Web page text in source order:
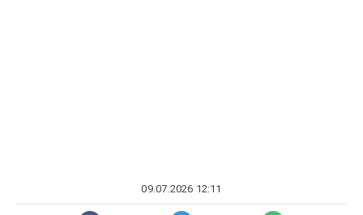
09.07.2026 12:11